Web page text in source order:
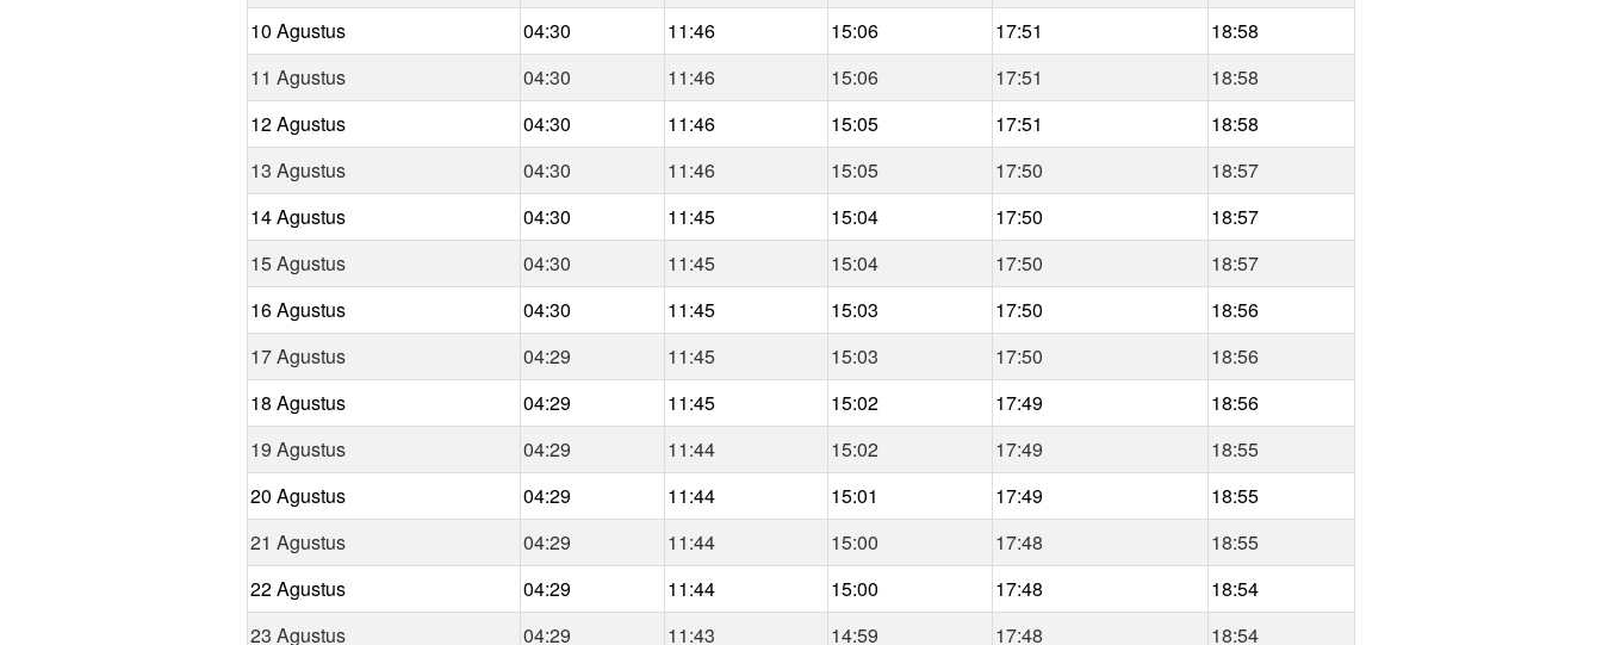
10 Agustus
04:30 11:46 15:06 17:51
18:58
11 Agustus
04:30 11:46 15:06 17:51
18:58
12 Agustus
04:30 11:46 15:05 17:51
18:58
13 Agustus
04:30 11:46 15:05 17:50
18:57
14 Agustus
04:30 11:45 15:04 17:50
18:57
15 Agustus
04:30 11:45 15:04 17:50
18:57
16 Agustus
04:30 11:45 15:03 17:50
18:56
17 Agustus
04:29 11:45 15:03 17:50
18:56
18 Agustus
04:29 11:45 15:02 17:49
18:56
19 Agustus
04:29 11:44 15:02 17:49
18:55
20 Agustus
04:29 11:44 15:01 17:49
18:55
21 Agustus
04:29 11:44 15:00 17:48
18:55
22 Agustus
04:29 11:44 15:00 17:48
18:54
23 Agustus
04:29 11:43 14:59 17:48
18:54